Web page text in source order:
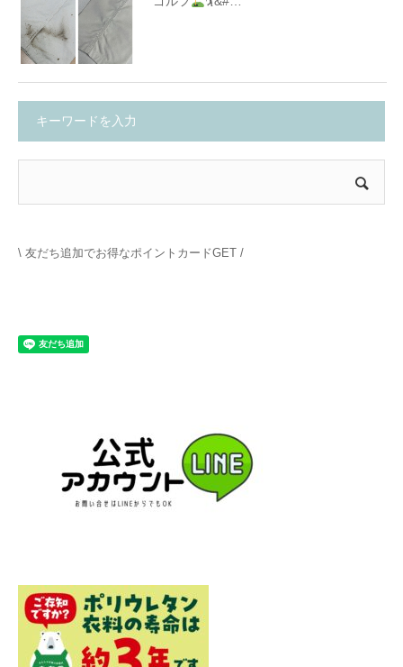
キーワードを入力
\ 友だち追加でお得なポイントカードGET /